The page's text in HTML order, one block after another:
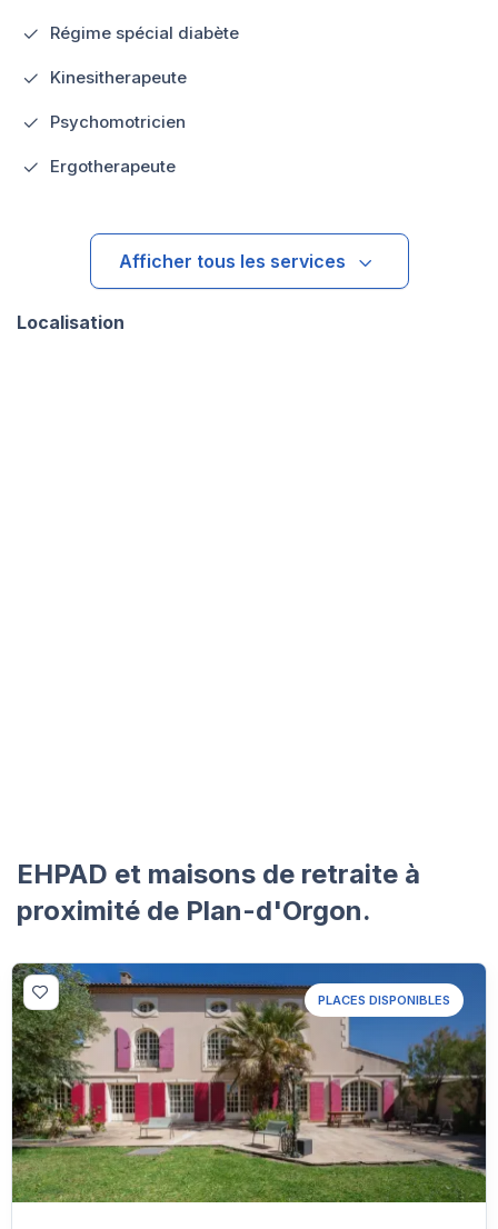
Régime spécial diabète
Kinesitherapeute
Psychomotricien
Ergotherapeute
Afficher tous les services
Localisation
EHPAD et maisons de retraite à
proximité de Plan-d'Orgon.
PLACES DISPONIBLES